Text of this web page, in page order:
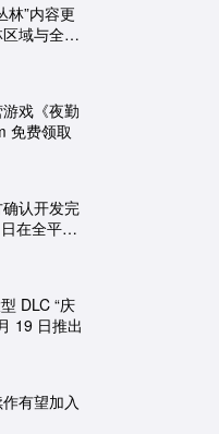
刺客信条：英灵殿
《刺客信条 英灵殿》x《怪
殿》12 月 6 日将重返
林”内容更
域与全新
戏《夜勤
免费领取
确认开发完
在全平台
DLC “庆
19 日推出
作有望加入